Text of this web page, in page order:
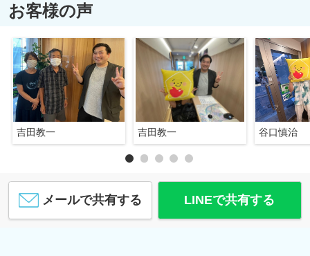
お客様の声
吉田教一 吉田教一 谷口慎治
メールで共有する LINEで共有する